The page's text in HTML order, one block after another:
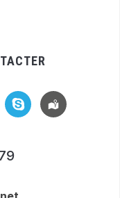
skype
location-
alt